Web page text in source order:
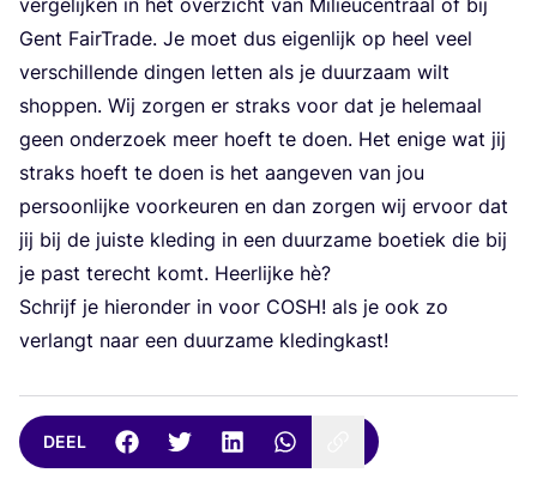
Gent Fair­T­ra­de. Je moet dus eigen­lijk op heel veel
ver­schil­len­de din­gen let­ten als je duur­zaam wilt
shop­pen. Wij zor­gen er straks voor dat je hele­maal
geen onder­zoek meer hoeft te doen. Het eni­ge wat jij
straks hoeft te doen is het aan­ge­ven van jou
per­soon­lij­ke voor­keu­ren en dan zor­gen wij ervoor dat
jij bij de juis­te kle­ding in een duur­za­me boe­tiek die bij
je past terecht komt. Heer­lij­ke hè?
Schrijf je hier­on­der in voor COSH! als je ook zo
ver­langt naar een duur­za­me kledingkast!
DEEL